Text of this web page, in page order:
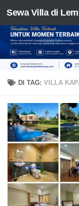
Skip to content
Sewa Villa di
DI TAG:VILLA